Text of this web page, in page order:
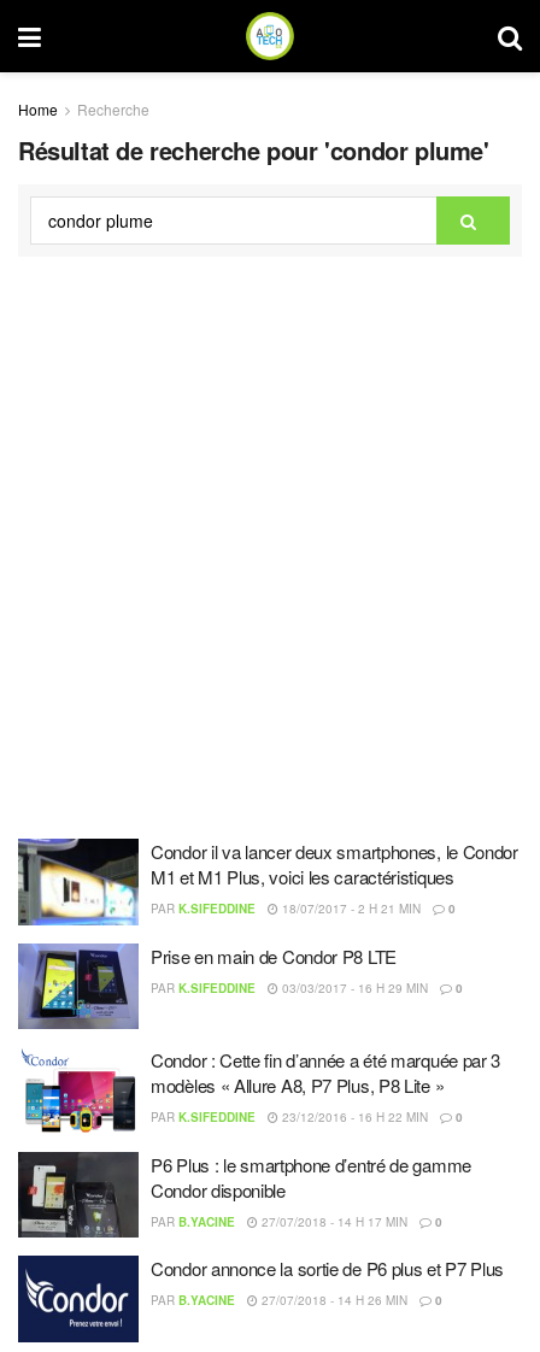
Home Recherche
Résultat de recherche pour 'condor plume'
Condor il va lancer deux smartphones, le Condor
M1 et M1 Plus, voici les caractéristiques
PAR K.SIFEDDINE 18/07/2017 - 2 H 21 MIN 0
Prise en main de Condor P8 LTE
PAR K.SIFEDDINE 03/03/2017 - 16 H 29 MIN 0
Condor : Cette fin d’année a été marquée par 3
modèles « Allure A8, P7 Plus, P8 Lite »
PAR K.SIFEDDINE 23/12/2016 - 16 H 22 MIN 0
P6 Plus : le smartphone d’entré de gamme
Condor disponible
PAR B.YACINE 27/07/2018 - 14 H 17 MIN 0
Condor annonce la sortie de P6 plus et P7 Plus
PAR B.YACINE 27/07/2018 - 14 H 26 MIN 0